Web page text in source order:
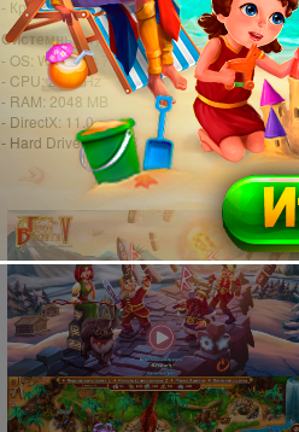
- Красочные обои на рабочий стол
Системные требования:
- OS: Windows 7 или более поздняя версия
- CPU: 2.0 GHz
- RAM: 2048 MB
- DirectX: 11.0
- Hard Drive: 650 MB